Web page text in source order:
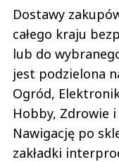
Dostawy
całego kraju
lub do
jest podzielona
Ogród,
Hobby, Zdrowie
Nawigację po
zakładki